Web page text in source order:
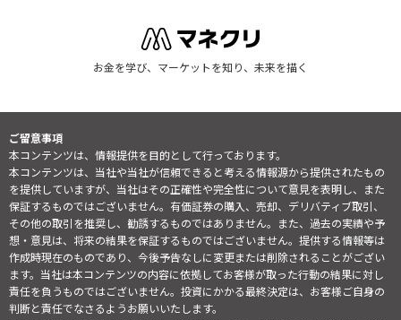
お金を学び、マーケットを知り、未来を描く
ご留意事項
本コンテンツは、情報提供を目的として行っております。
本コンテンツは、当社や当社が信頼できると考える情報源から提供されたもの
を提供していますが、当社はその正確性や完全性について意見を表明し、また
保証するものではございません。有価証券の購入、売却、デリバティブ取引、
その他の取引を推奨し、勧誘するものではありません。また、過去の実績や予
想・意見は、将来の結果を保証するものではございません。提供する情報等は
作成時現在のものであり、今後予告なしに変更または削除されることがござい
ます。当社は本コンテンツの内容に依拠してお客様が取った行動の結果に対し
責任を負うものではございません。投資にかかる最終決定は、お客様ご自身の
判断と責任でなさるようお願いいたします。